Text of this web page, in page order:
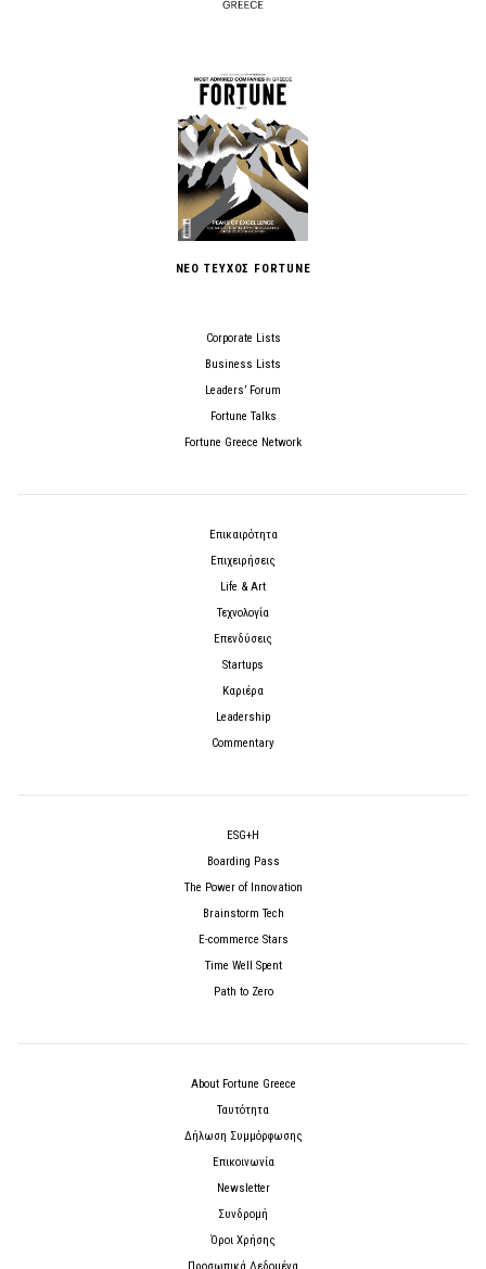
ΝΕΟ ΤΕΥΧΟΣ FORTUNE
Corporate Lists
Business Lists
Leaders’ Forum
Fortune Talks
Fortune Greece Network
Επικαιρότητα
Επιχειρήσεις
Life & Art
Τεχνολογία
Επενδύσεις
Startups
Καριέρα
Leadership
Commentary
ESG+H
Boarding Pass
The Power of Innovation
Brainstorm Tech
E-commerce Stars
Time Well Spent
Path to Zero
About Fortune Greece
Ταυτότητα
Δήλωση Συμμόρφωσης
Επικοινωνία
Newsletter
Συνδρομή
Όροι Χρήσης